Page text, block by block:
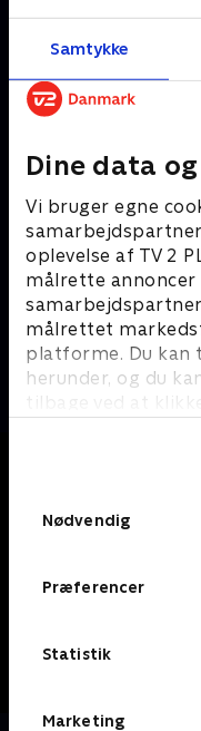
Samtykke
Dine data
Vi bruger egne
oplevelse af TV 2
målrette annoncer
målrettet
platforme. Du kan
herunder, og du
tilbage ved at
Nødvendig
Præferencer
Statistik
Marketing
A Thing"og "Sweet
Brown".
Andre så også
Ørkenens sønner
Musik & Events • 7